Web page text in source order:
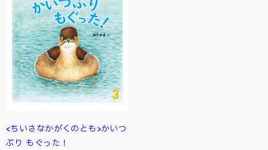
<ちいさなかがくのとも>かいつ
ぶり もぐった！